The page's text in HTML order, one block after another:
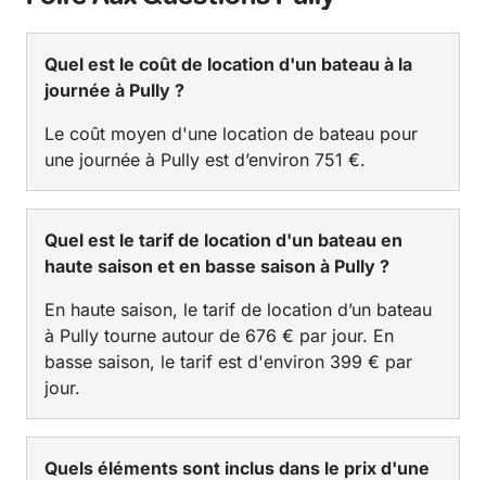
Quel est le coût de location d'un bateau à la
journée à Pully ?
Le coût moyen d'une location de bateau pour
une journée à Pully est d’environ 751 €.
Quel est le tarif de location d'un bateau en
haute saison et en basse saison à Pully ?
En haute saison, le tarif de location d’un bateau
à Pully tourne autour de 676 € par jour. En
basse saison, le tarif est d'environ 399 € par
jour.
Quels éléments sont inclus dans le prix d'une